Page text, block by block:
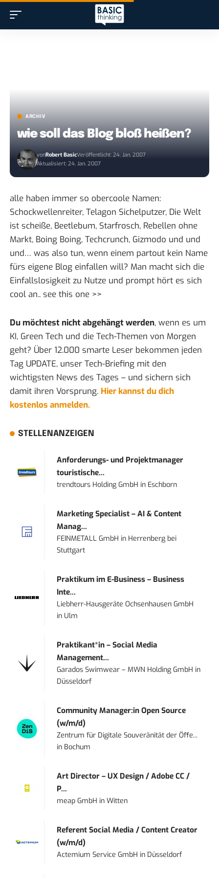
ARCHIV
wie soll das Blog bloß heißen?
vonRobert BasicVeröffentlicht: 24. Jan. 2007
Aktualisiert: 24. Jan. 2007
alle haben immer so obercoole Namen:
Schockwellenreiter, Telagon Sichelputzer, Die Welt
ist scheiße, Beetlebum, Starfrosch, Rebellen ohne
Markt, Boing Boing, Techcrunch, Gizmodo und und
und… was also tun, wenn einem partout kein Name
fürs eigene Blog einfallen will? Man macht sich die
Einfallslosigkeit zu Nutze und prompt hört es sich
cool an.. see this one >>
Du möchtest nicht abgehängt werden, wenn es um
KI, Green Tech und die Tech-Themen von Morgen
geht? Über 12.000 smarte Leser bekommen jeden
Tag UPDATE, unser Tech-Briefing mit den
wichtigsten News des Tages – und sichern sich
damit ihren Vorsprung. Hier kannst du dich
kostenlos anmelden.
STELLENANZEIGEN
Anforderungs- und Projektmanager
touristische...
trendtours Holding GmbH in Eschborn
Marketing Specialist – AI & Content
Manag...
FEINMETALL GmbH in Herrenberg bei
Stuttgart
Praktikum im E-Business – Business
Inte...
Liebherr-Hausgeräte Ochsenhausen GmbH
in Ulm
Praktikant*in – Social Media
Management...
Garados Swimwear – MWN Holding GmbH in
Düsseldorf
Community Manager:in Open Source
(w/m/d)
Zentrum für Digitale Souveränität der Öffe...
in Bochum
Art Director – UX Design / Adobe CC /
P...
meap GmbH inWitten
Referent Social Media / Content Creator
(w/m/d)
Actemium Service GmbH in Düsseldorf